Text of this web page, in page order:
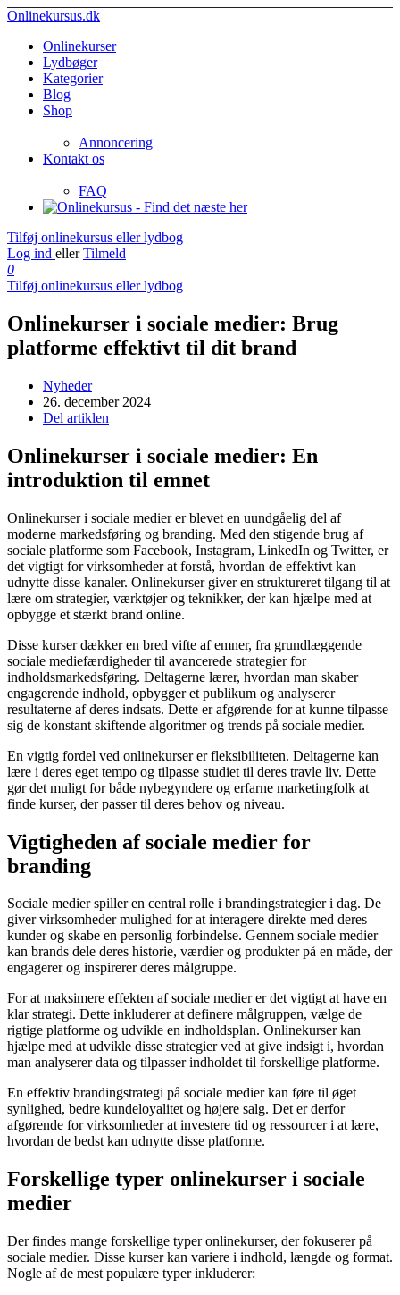
Onlinekursus.dk
Onlinekurser
Lydbøger
Kategorier
Blog
Shop
Annoncering
Kontakt os
FAQ
Tilføj onlinekursus eller lydbog
Log ind eller Tilmeld
0
Tilføj onlinekursus eller lydbog
Onlinekurser i sociale medier: Brug
platforme effektivt til dit brand
Nyheder
26. december 2024
Del artiklen
Onlinekurser i sociale medier: En
introduktion til emnet
Onlinekurser i sociale medier er blevet en uundgåelig del af
moderne markedsføring og branding. Med den stigende brug af
sociale platforme som Facebook, Instagram, LinkedIn og Twitter, er
det vigtigt for virksomheder at forstå, hvordan de effektivt kan
udnytte disse kanaler. Onlinekurser giver en struktureret tilgang til at
lære om strategier, værktøjer og teknikker, der kan hjælpe med at
opbygge et stærkt brand online.
Disse kurser dækker en bred vifte af emner, fra grundlæggende
sociale mediefærdigheder til avancerede strategier for
indholdsmarkedsføring. Deltagerne lærer, hvordan man skaber
engagerende indhold, opbygger et publikum og analyserer
resultaterne af deres indsats. Dette er afgørende for at kunne tilpasse
sig de konstant skiftende algoritmer og trends på sociale medier.
En vigtig fordel ved onlinekurser er fleksibiliteten. Deltagerne kan
lære i deres eget tempo og tilpasse studiet til deres travle liv. Dette
gør det muligt for både nybegyndere og erfarne marketingfolk at
finde kurser, der passer til deres behov og niveau.
Vigtigheden af sociale medier for
branding
Sociale medier spiller en central rolle i brandingstrategier i dag. De
giver virksomheder mulighed for at interagere direkte med deres
kunder og skabe en personlig forbindelse. Gennem sociale medier
kan brands dele deres historie, værdier og produkter på en måde, der
engagerer og inspirerer deres målgruppe.
For at maksimere effekten af sociale medier er det vigtigt at have en
klar strategi. Dette inkluderer at definere målgruppen, vælge de
rigtige platforme og udvikle en indholdsplan. Onlinekurser kan
hjælpe med at udvikle disse strategier ved at give indsigt i, hvordan
man analyserer data og tilpasser indholdet til forskellige platforme.
En effektiv brandingstrategi på sociale medier kan føre til øget
synlighed, bedre kundeloyalitet og højere salg. Det er derfor
afgørende for virksomheder at investere tid og ressourcer i at lære,
hvordan de bedst kan udnytte disse platforme.
Forskellige typer onlinekurser i sociale
medier
Der findes mange forskellige typer onlinekurser, der fokuserer på
sociale medier. Disse kurser kan variere i indhold, længde og format.
Nogle af de mest populære typer inkluderer: